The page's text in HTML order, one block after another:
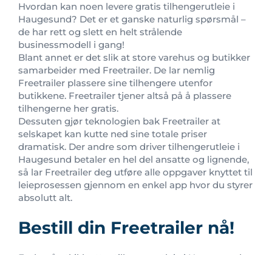
Hvordan kan noen levere gratis tilhengerutleie i
Haugesund? Det er et ganske naturlig spørsmål –
de har rett og slett en helt strålende
businessmodell i gang!
Blant annet er det slik at store varehus og butikker
samarbeider med Freetrailer. De lar nemlig
Freetrailer plassere sine tilhengere utenfor
butikkene. Freetrailer tjener altså på å plassere
tilhengerne her gratis.
Dessuten gjør teknologien bak Freetrailer at
selskapet kan kutte ned sine totale priser
dramatisk. Der andre som driver tilhengerutleie i
Haugesund betaler en hel del ansatte og lignende,
så lar Freetrailer deg utføre alle oppgaver knyttet til
leieprosessen gjennom en enkel app hvor du styrer
absolutt alt.
Bestill din Freetrailer nå!